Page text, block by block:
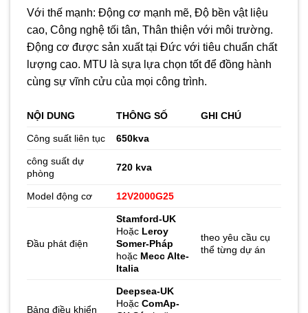
Với thế mạnh: Động cơ mạnh mẽ, Độ bền vật liệu
cao, Công nghệ tối tân, Thân thiện với môi trường.
Động cơ được sản xuất tại Đức với tiêu chuẩn chất
lượng cao. MTU là sựa lựa chọn tốt để đồng hành
cùng sự vĩnh cửu của mọi công trình.
NỘI DUNG THÔNG SỐ GHI CHÚ
Công suất liên tục 650kva
công suất dự
phòng
720 kva
Model động cơ 12V2000G25
Đầu phát điện
Stamford-UK
Hoặc Leroy
Somer-Pháp
hoặc Mecc Alte-
Italia
theo yêu cầu cụ
thể từng dự án
Bảng điều khiển
Deepsea-UK
HoặcComAp-